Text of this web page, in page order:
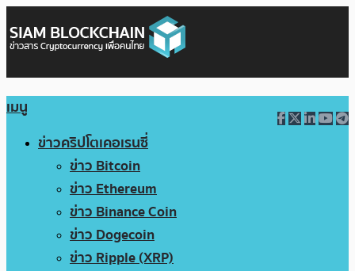
เมนู
ข่าวคริปโตเคอเรนซี่
ข่าว Bitcoin
ข่าว Ethereum
ข่าว Binance Coin
ข่าว Dogecoin
ข่าว Ripple (XRP)